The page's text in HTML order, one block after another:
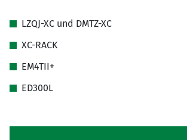
LZQJ-XC und DMTZ-XC
XC-RACK
EM4TII+
ED300L